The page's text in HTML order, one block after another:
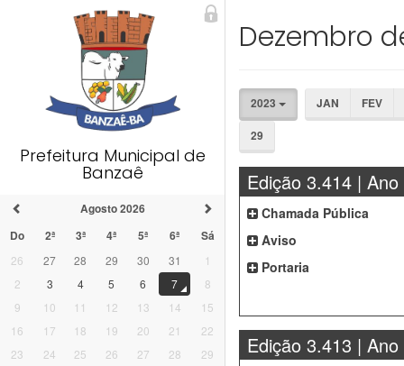
Prefeitura Municipal de
Banzaê
Agosto 2026
Do
2ª 3ª 4ª 5ª 6ª Sá
26 27 28 29 30 31
1
2
3 4 5 6 7
8
9
10 11 12 13 14
15
16
17 18 19 20 21
22
23
24 25 26 27 28
29
Dezembro
2023 JAN
FEV
29
Edição 3.414 | Ano
Chamada Pública
Aviso
Portaria
Edição 3.413 | Ano